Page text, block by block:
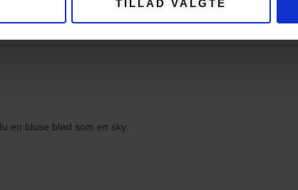
TILLAD VALGTE
en bluse blød som en sky.